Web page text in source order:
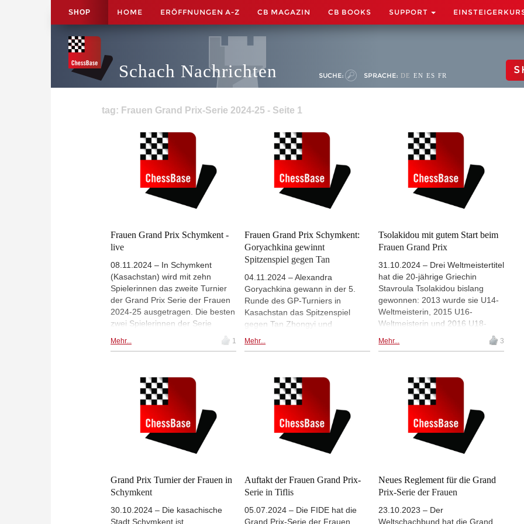
SHOP HOME ERÖFFNUNGEN A-Z CB MAGAZIN CB BOOKS SUPPORT
Schach Nachrichten SUCHE: SPRACHE: DE EN ES FR
tag: Frauen Grand Prix-Serie 2024-25 - Seite 1
Frauen Grand Prix Schymkent -
live
08.11.2024 – In Schymkent
(Kasachstan) wird mit zehn
Spielerinnen das zweite Turnier
der Grand Prix Serie der Frauen
2024-25 ausgetragen. Die besten
zwei Spielerinnen der Serie
qualifizieren sich für das nächste
Kandidatinnenturnier. Aleksandra
Die Schlussrunde heute schon ab
9.00 Uhr MEZ. | Foto: FIDE
Mehr... 1
Frauen Grand Prix Schymkent:
Goryachkina gewinnt
Spitzenspiel gegen Tan
04.11.2024 – Alexandra
Goryachkina gewann in der 5.
Runde des GP-Turniers in
Kasachstan das Spitzenspiel
gegen Tan Zhongyi und
Führung, das Humpy Koneru
es in diesem Turnier gar nicht
gut. Sie verlor gegen Stavroula
Tsolakidou.| Fotos: Konstantin
Chalabov and Anastasia
Abramova (FIDE)
Mehr...
Tsolakidou mit gutem Start beim
Frauen Grand Prix
31.10.2024 – Drei Weltmeistertitel
hat die 20-jährige Griechin
Stavroula Tsolakidou bislang
gewonnen: 2013 wurde sie U14-
Weltmeisterin, 2015 U16-
Weltmeisterin und 2016 U18-
Weltmeisterin. Der IM-Titel folgte
2018, aber trotz dieser Erfolge
bislang wenig Erfahrung
sammeln. Allerdings ließ sie beim
ersten Turnier der Frauen Grand
Prix Serie 2024/2025 in Tiflis mit
einem überraschenden dritten
Platz aufhorchen. Auch beim
zweiten Frauen Grand Prix der
Turnier und gewann in der ersten
Runde eine lange technische
Munguntuul. | Foto: Stavroula
Mehr... 3
Grand Prix Turnier der Frauen in
Schymkent
30.10.2024 – Die kasachische
Stadt Schymkent ist
Auftakt der Frauen Grand Prix-
Serie in Tiflis
05.07.2024 – Die FIDE hat die
Grand Prix-Serie der Frauen
Neues Reglement für die Grand
Prix-Serie der Frauen
23.10.2023 – Der
Weltschachbund hat die Grand